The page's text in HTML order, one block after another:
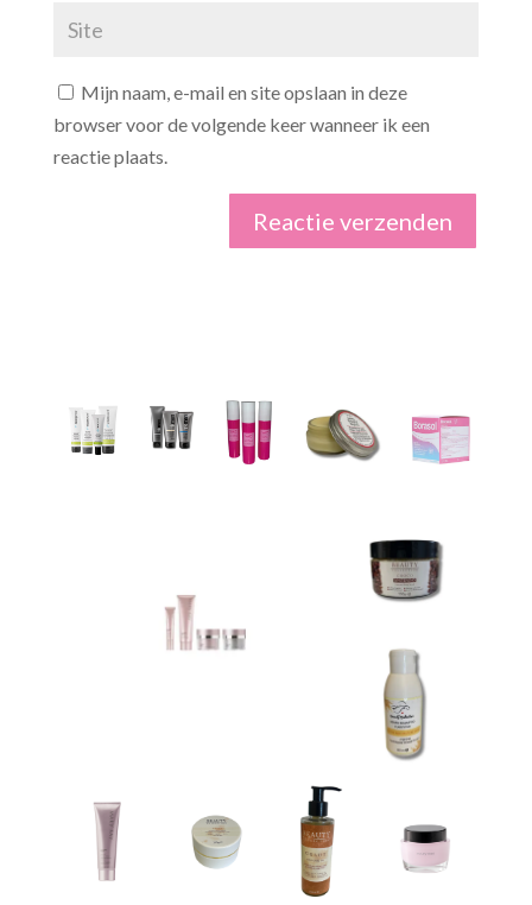
Mijn naam, e-mail en site opslaan in deze
browser voor de volgende keer wanneer ik een
reactie plaats.